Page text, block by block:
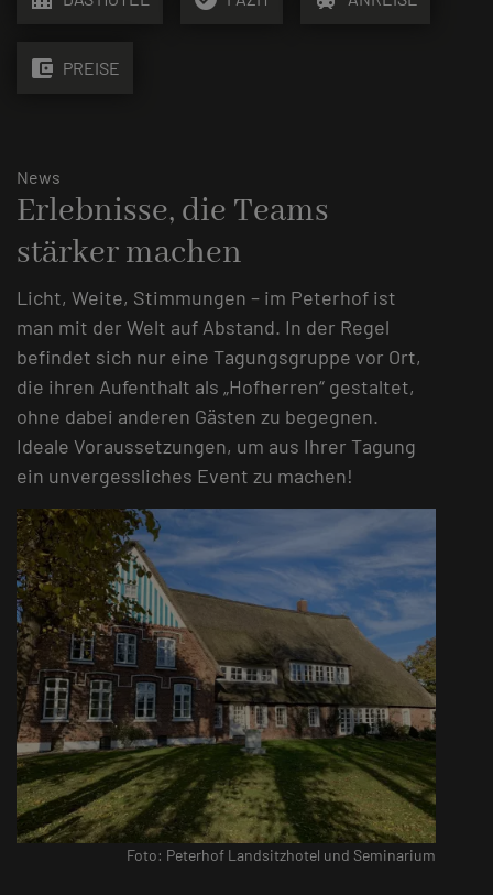
account_balance_wallet PREISE
News
Erlebnisse, die Teams
stärker machen
Licht, Weite, Stimmungen – im Peterhof ist
man mit der Welt auf Abstand. In der Regel
befindet sich nur eine Tagungsgruppe vor Ort,
die ihren Aufenthalt als „Hofherren“ gestaltet,
ohne dabei anderen Gästen zu begegnen.
Ideale Voraussetzungen, um aus Ihrer Tagung
ein unvergessliches Event zu machen!
Foto: Peterhof Landsitzhotel und Seminarium